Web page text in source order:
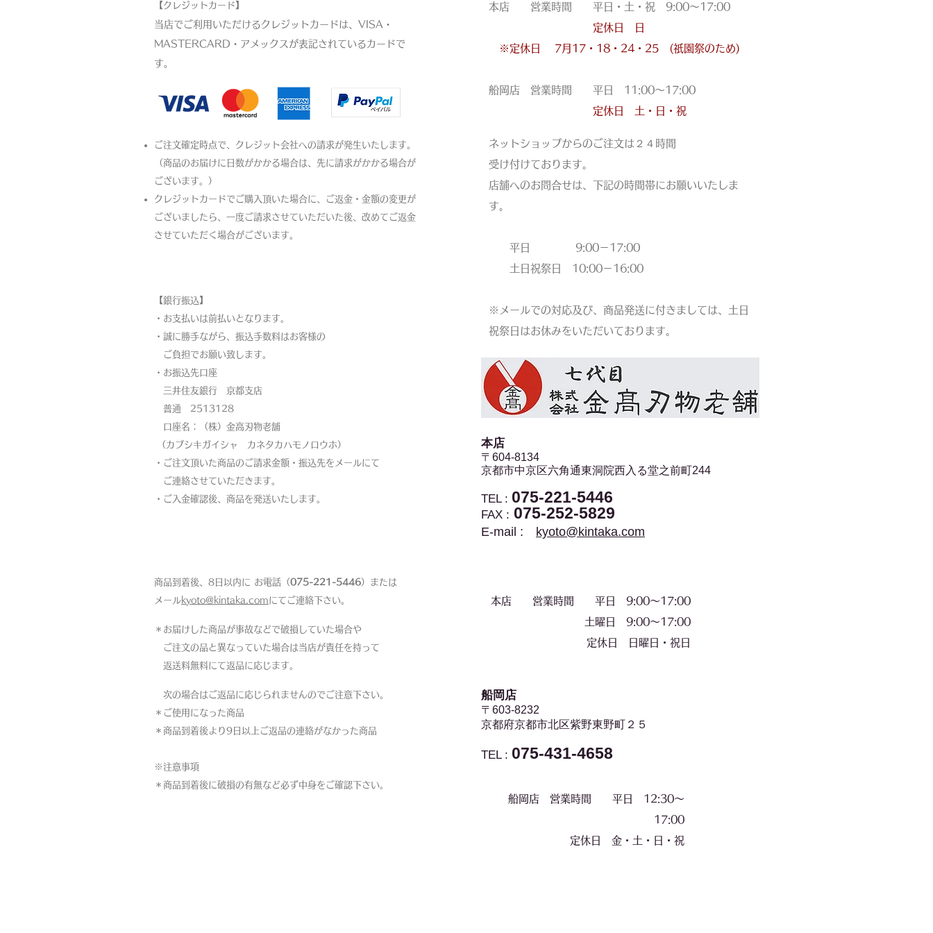
【クレジットカード】
当店でご利用いただけるクレジットカードは、VISA・
MASTERCARD・アメックスが表記されているカードで
す。​
ご注文確定時点で、クレジット会社への請求が発生いたします。
（商品のお届けに日数がかかる場合は、先に請求がかかる場合が
ございます。）
クレジットカードでご購入頂いた場合に、ご返金・金額の変更が
ございましたら、一度ご請求させていただいた後、改めてご返金
させていただく場合がございます。
【銀行振込】
・お支払いは前払いとなります。
・ 誠に勝手ながら、振込手数料はお客様の
ご負担でお願い致します。
・お振込先口座
三井住友銀行 京都支店
普通 2513128
口座名：（株）金高刃物老舗
（カブシキガイシャ カネタカハモノロウホ）
・ご注文頂いた商品のご請求金額・振込先をメールにて
ご連絡させていただきます。
・ご入金確認後、商品を発送いたします。
本店 営業時間 平日・土・祝 9:00〜17:00
定休日 日
※定休日 7月17・18・24・25 (祇園祭のため)
船岡店 営業時間 平日 11:00〜17:00
定休日 土・日・祝
ネットショップからのご注文は ２４時間
受け付けております。
店舗へのお問合せは、下記の時間帯にお願いいたしま
す。
平日 9:00－17:00
土日祝祭日 10:00－16:00
※メールでの対応及び、商品発送に付きましては、土日
祝祭日はお休みをいただいております。
本店​
〒604-8134
京都市中京区六角通東洞院西入る堂之前町244
TEL : 075-221-5446
FAX : 075-252-5829
E-mail : kyoto@kintaka.com
商品到着後、8日以内に お電話（075-221-5446）または
メールkyoto@kintaka.comにてご連絡下さい。
＊お届けした商品が事故などで破損していた場合や
ご注文の品と異なっていた場合は当店が責任を持って
返送料無料にて返品に応じます。
次の場合はご返品に応じられませんのでご注意下さい。
＊ご使用になった商品
＊商品到着後より9日以上ご返品の連絡がなかった商品
※注意事項
＊商品到着後に破損の有無など必ず中身をご確認下さい。
本店 営業時間 平日 9:00〜17:00
土曜日 9:00〜17:00
定休日 ​日曜日・祝日
船岡店
〒603-8232
京都府京都市北区紫野東野町２５
TEL : 075-431-4658
船岡店 営業時間 平日 12:30〜
17:00
定休日 金・土・日・祝